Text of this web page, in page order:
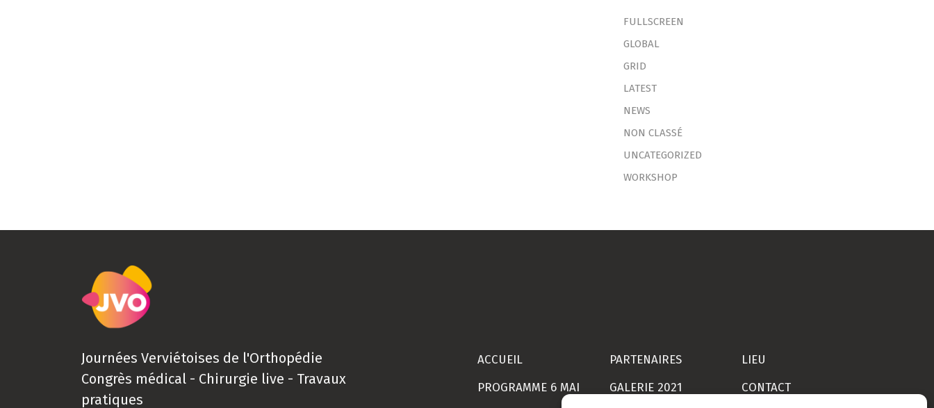
FULLSCREEN
GLOBAL
GRID
LATEST
NEWS
NON CLASSÉ
UNCATEGORIZED
WORKSHOP
Journées Verviétoises de l'Orthopédie
Congrès médical - Chirurgie live - Travaux
pratiques
ACCUEIL
PROGRAMME 6 MAI
PARTENAIRES
GALERIE 2021
LIEU
CONTACT